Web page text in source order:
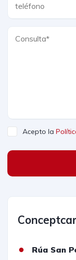
Acepto la
Rúa San